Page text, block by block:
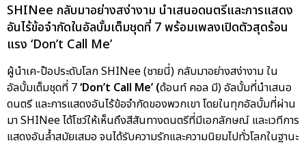
SHINee กลับมาอย่างสง่างาม นำเสนอดนตรีและการแสดง
อันไร้ข้อจำกัดในอัลบั้มเต็มชุดที่ 7 พร้อมเพลงเปิดตัวสุดร้อน
แรง ‘Don’t Call Me’
ผู้นำเค-ป๊อประดับโลก SHINee (ชายนี่) กลับมาอย่างสง่างาม ใน
อัลบั้มเต็มชุดที่ 7‘Don’t Call Me’ (ด้อนท์ คอล มี) อัลบั้มที่นำเสนอ
ดนตรี และการแสดงอันไร้ข้อจำกัดของพวกเขา โดยในทุกอัลบั้มที่ผ่าน
มา SHINee ได้โชว์ให้เห็นถึงสีสันทางดนตรีที่มีเอกลักษณ์ และเวทีการ
แสดงอันล้ำสมัยเสมอ จนได้รับความรักและความนิยมไปทั่วโลกในฐานะ